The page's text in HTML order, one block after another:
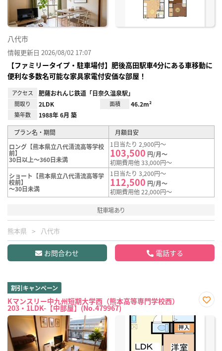
八代市
情報更新日 2026/08/02 17:07
【ファミリータイプ・駐車場付】肥後高田駅車4分にある車移動に
便利な多数名可能な家具家電付安価な部屋！
アクセス 肥薩おれんじ鉄道「日奈久温泉駅」
間取り 2LDK 面積 46.2m²
築年数 1988年 6月 築
プラン名・期間
月額目安
ロング【熊本県立八代清流高等学校
前】
30日以上～360日未満
1日当たり 2,900円～
103,500 円/月～
初期費用他 33,000円～
ショート【熊本県立八代清流高等学
校前】
～30日未満
1日当たり 3,200円～
112,500 円/月～
初期費用他 22,000円～
駐車場あり
熊本県 八代市
お問合わせ 電話する
割引キャンペーン
Kマンスリー中九州短期大学西（熊本高等専門学校西）
203・1LDK-【中部屋】(No.479967)
に入